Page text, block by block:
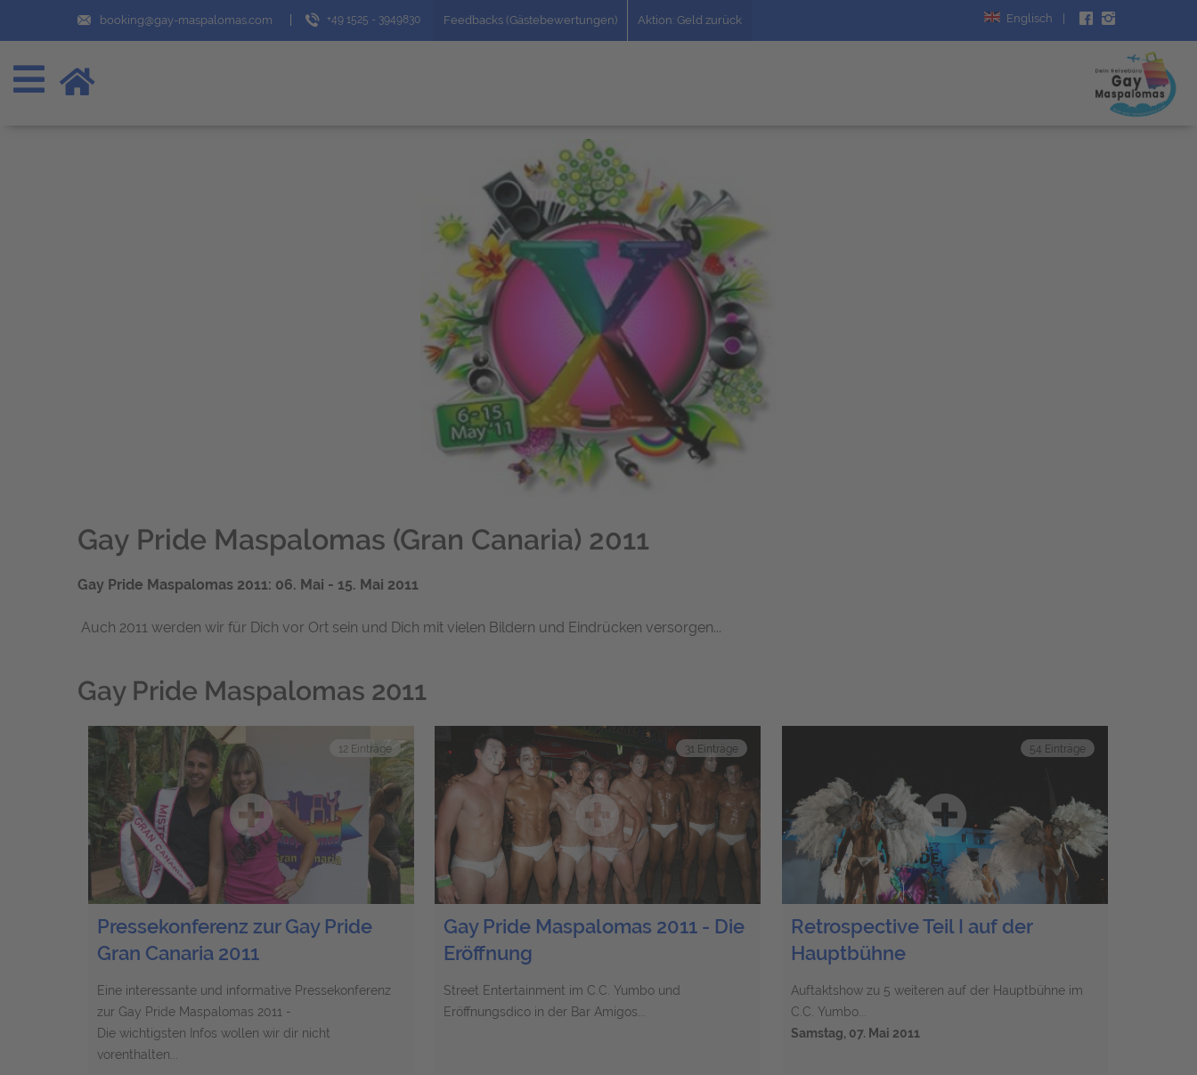
booking@gay-maspalomas.com +49 1525 - 3949830 Feedbacks (Gästebewertungen) Aktion: Geld zurück Englisch
Gay Pride Maspalomas (Gran Canaria) 2011
Gay Pride Maspalomas 2011: 06. Mai - 15. Mai 2011
Auch 2011 werden wir für Dich vor Ort sein und Dich mit vielen Bildern und Eindrücken versorgen...
Gay Pride Maspalomas 2011
12 Einträge
Pressekonferenz zur Gay Pride
Gran Canaria 2011
Eine interessante und informative Pressekonferenz
zur Gay Pride Maspalomas 2011 -
Die wichtigsten Infos wollen wir dir nicht
vorenthalten...
31 Einträge
Gay Pride Maspalomas 2011 - Die
Eröffnung
Street Entertainment im C.C. Yumbo und
Eröffnungsdico in der Bar Amigos...
54 Einträge
Retrospective Teil I auf der
Hauptbühne
Auftaktshow zu 5 weiteren auf der Hauptbühne im
C.C. Yumbo...
Samstag, 07. Mai 2011